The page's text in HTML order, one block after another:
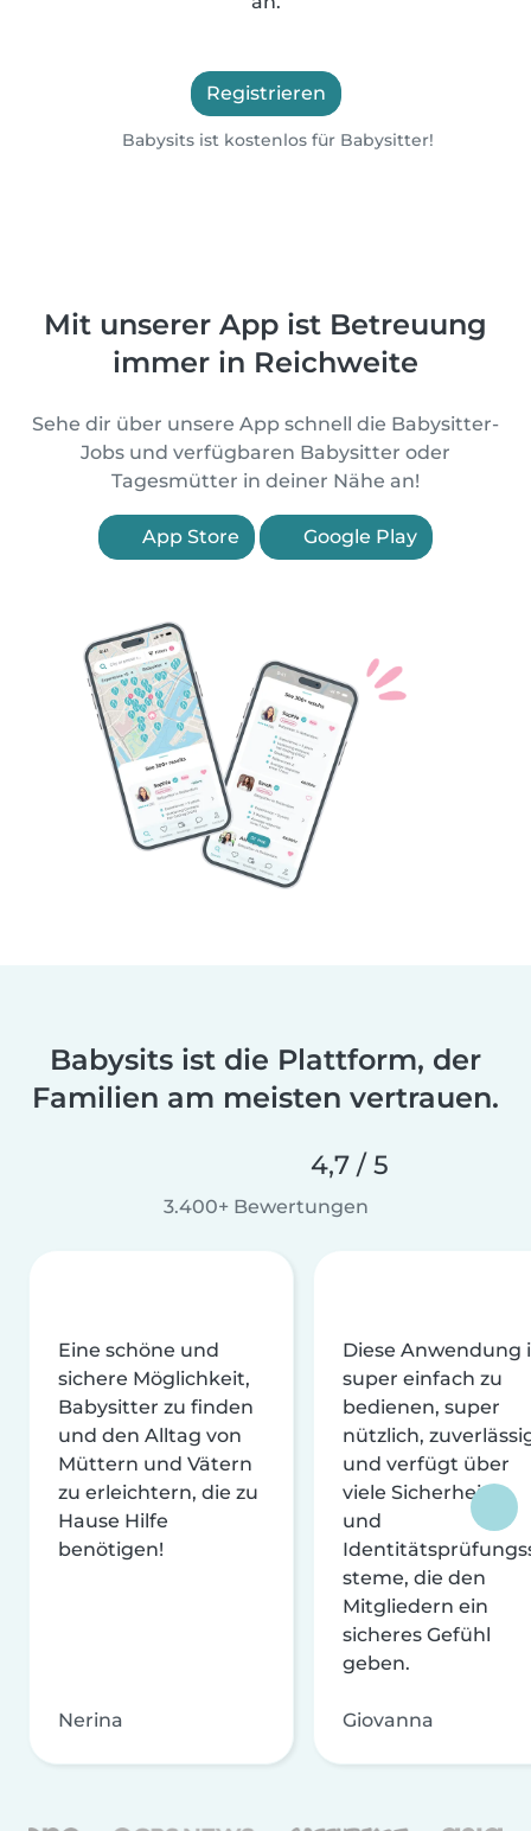
Registrieren
Babysits ist kostenlos für Babysitter!
Mit unserer App ist Betreuung
immer in Reichweite
Sehe dir über unsere App schnell die Babysitter-
Jobs und verfügbaren Babysitter oder
Tagesmütter in deiner Nähe an!
App Store Google Play
Babysits ist die Plattform, der
Familien am meisten vertrauen.
4,7 / 5
3.400+ Bewertungen
Eine schöne und
sichere Möglichkeit,
Babysitter zu finden
und den Alltag von
Müttern und Vätern
zu erleichtern, die zu
Hause Hilfe
benötigen!
Nerina
Diese Anwendung
super einfach zu
bedienen, super
nützlich,
und verfügt über
viele Sicherheits-
und
steme, die den
Mitgliedern ein
sicheres Gefühl
geben.
Giovanna